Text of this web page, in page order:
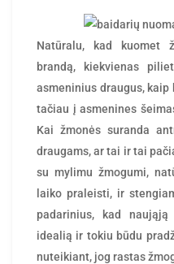
by
Natūralu, kad kuomet
brandą, kiekvienas
asmeninius draugus,
tačiau į asmenines
Kai žmonės suranda
draugams, ar tai ir tai
su mylimu žmogumi,
laiko praleisti, ir
padarinius, kad
idealią ir tokiu būdu
nuteikiant, jog rastas